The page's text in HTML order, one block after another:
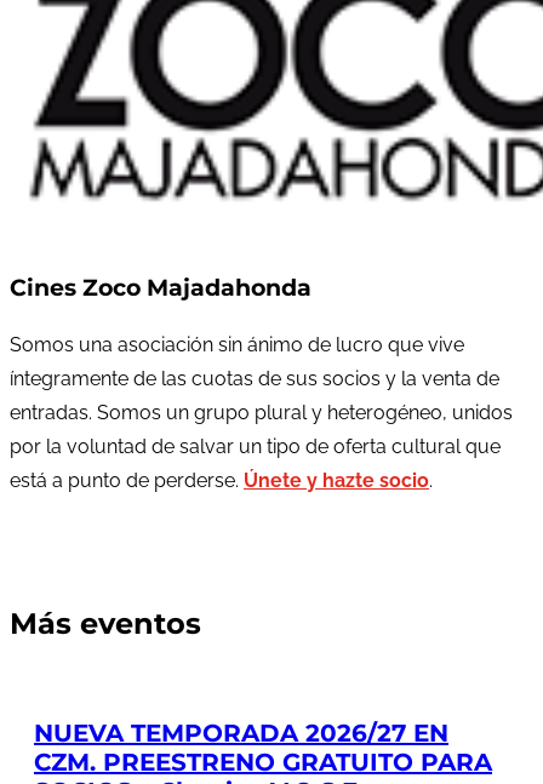
Cines Zoco Majadahonda
Somos una asociación sin ánimo de lucro que vive
íntegramente de las cuotas de sus socios y la venta de
entradas. Somos un grupo plural y heterogéneo, unidos
por la voluntad de salvar un tipo de oferta cultural que
está a punto de perderse. Únete y hazte socio.
Más eventos
NUEVA TEMPORADA 2026/27 EN
CZM. PREESTRENO GRATUITO PARA